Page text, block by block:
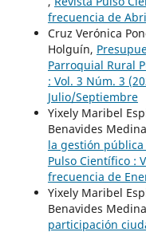
frecuencia de
Cruz Verónica
Holguín,
Parroquial Rural
: Vol. 3 Núm. 3
Julio/Septiembre
Yixely Maribel
Benavides
la gestión
Pulso Científico :
frecuencia de
Yixely Maribel
Benavides
participación